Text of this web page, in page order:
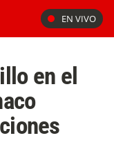
EN VIVO
en el